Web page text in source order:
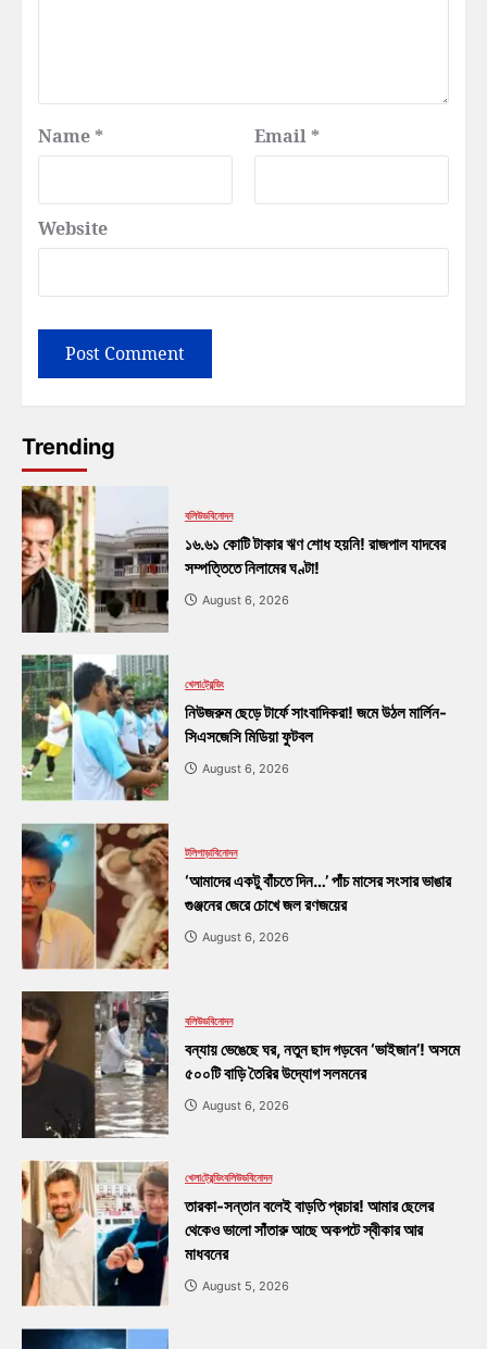
Name * Email *
Website
Trending
বলিউডবিনোদন
১৬.৬১ কোটি টাকার ঋণ শোধ হয়নি! রাজপাল যাদবের
সম্পত্তিতে নিলামের ঘণ্টা!
August 6, 2026
খেলাট্রেন্ডিং
নিউজরুম ছেড়ে টার্ফে সাংবাদিকরা! জমে উঠল মার্লিন-
সিএসজেসি মিডিয়া ফুটবল
August 6, 2026
টলিপাড়াবিনোদন
‘আমাদের একটু বাঁচতে দিন…’ পাঁচ মাসের সংসার ভাঙার
গুঞ্জনের জেরে চোখে জল রণজয়ের
August 6, 2026
বলিউডবিনোদন
বন্যায় ভেঙেছে ঘর, নতুন ছাদ গড়বেন ‘ভাইজান’! অসমে
৫০০টি বাড়ি তৈরির উদ্যোগ সলমনের
August 6, 2026
খেলাট্রেন্ডিংবলিউডবিনোদন
তারকা-সন্তান বলেই বাড়তি প্রচার! আমার ছেলের
থেকেও ভালো সাঁতারু আছে অকপটে স্বীকার আর
মাধবনের
August 5, 2026